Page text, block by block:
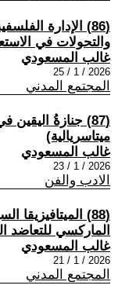
(86) الإدارة
والتحولات في
غالب المسعودي
2026 / 1 / 25
المجتمع المدني
(87) جنازةُ
ميتاسريالية)
غالب المسعودي
2026 / 1 / 23
الادب والفن
(88)
الماركسي للتعاضد
غالب المسعودي
2026 / 1 / 21
المجتمع المدني